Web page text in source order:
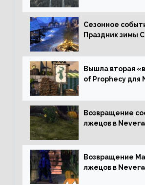
Сезонное
Праздник зимы
Вышла вторая
of Prophecy для
Возвращение
лжецов в
Возвращение
лжецов в